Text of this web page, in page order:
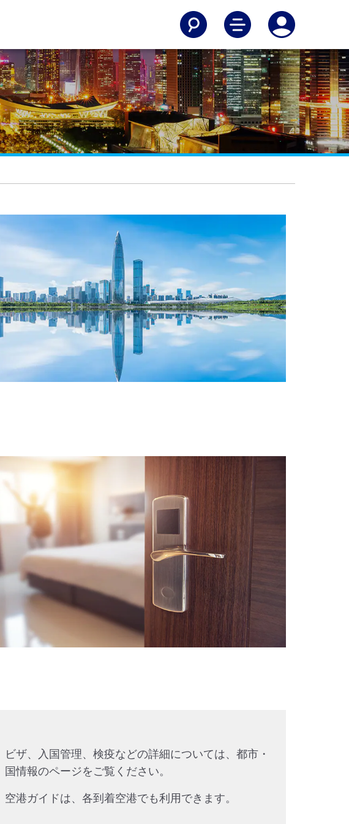
ビザ、入国管理、検疫などの詳細については、都市・
国情報のページをご覧ください。
空港ガイドは、各到着空港でも利用できます。